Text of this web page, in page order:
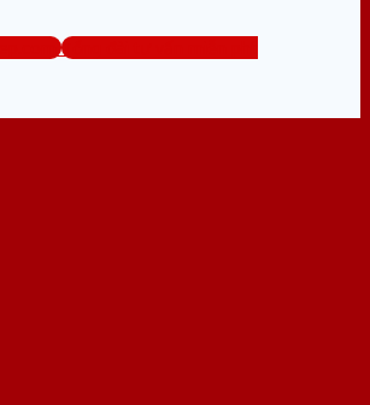
Tổng đài tư vấn miễn phí: